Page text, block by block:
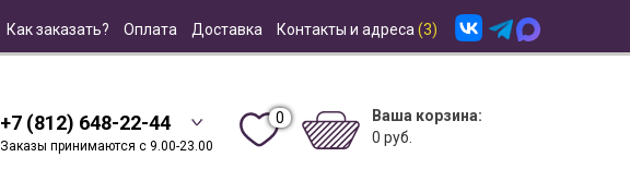
Как заказать? Оплата Доставка Контакты и адреса (3)
+7 (812) 648-22-44
Заказы принимаются с 9.00-23.00
0
Ваша корзина:
0 руб.